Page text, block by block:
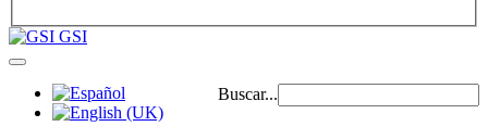
GSI
Buscar...